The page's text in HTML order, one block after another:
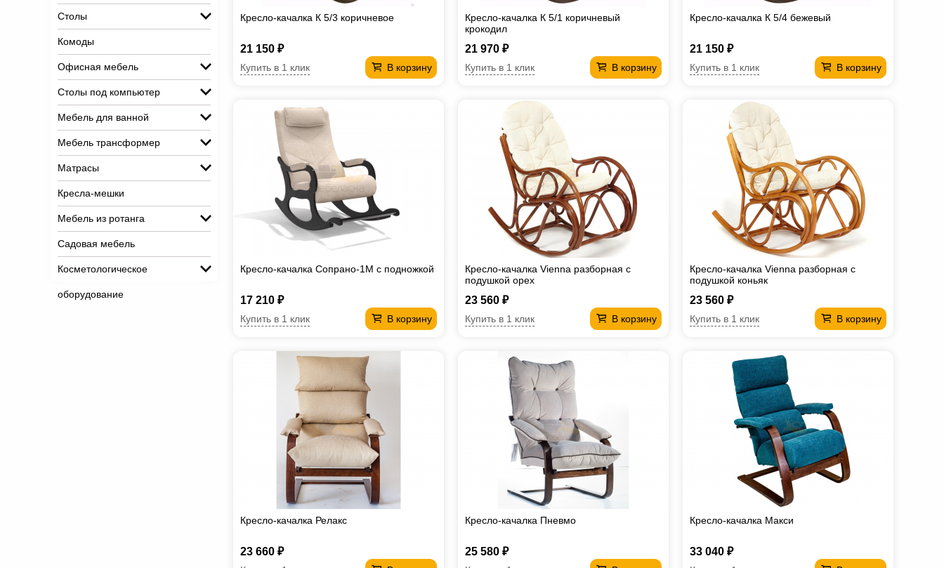
Столы
Комоды
Офисная мебель
Столы под компьютер
Мебель для ванной
Мебель трансформер
Матрасы
Кресла-мешки
Мебель из ротанга
Садовая мебель
Косметологическое
оборудование
Кресло-качалка К 5/3 коричневое
21 150 ₽
В корзину
Купить в 1 клик
Кресло-качалка К 5/1 коричневый
крокодил
21 970 ₽
В корзину
Купить в 1 клик
Кресло-качалка К 5/4 бежевый
21 150 ₽
В корзину
Купить в 1 клик
Кресло-качалка Сопрано-1М с подножкой
17 210 ₽
В корзину
Купить в 1 клик
Кресло-качалка Vienna разборная с
подушкой орех
23 560 ₽
В корзину
Купить в 1 клик
Кресло-качалка Vienna разборная с
подушкой коньяк
23 560 ₽
В корзину
Купить в 1 клик
Кресло-качалка Релакс
23 660 ₽
Кресло-качалка Пневмо
25 580 ₽
Кресло-качалка Макси
33 040 ₽